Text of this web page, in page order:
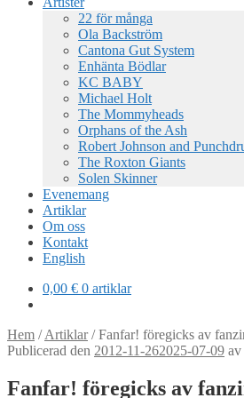
22 för många
Ola Backström
Cantona Gut System
Enhänta Bödlar
KC BABY
Michael Holt
The Mommyheads
Orphans of the Ash
Robert Johnson and
The Roxton Giants
Solen Skinner
Evenemang
Artiklar
Om oss
Kontakt
English
0,00 € 0 artiklar
Hem /Artiklar/Fanfar! föregicks av
Publicerad den 2012-11-262025-07-09 av
Fanfar! föregicks av